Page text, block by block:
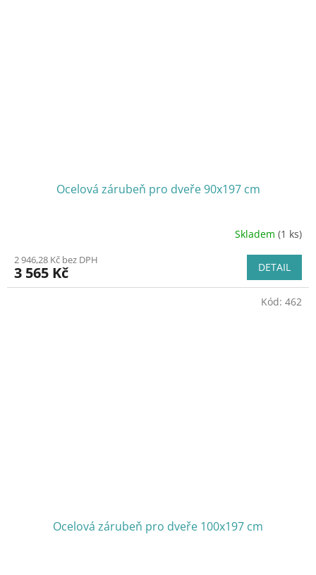
Ocelová zárubeň pro dveře 90x197 cm
Skladem (1 ks)
2 946,28 Kč bez DPH
3 565 Kč DETAIL
Ocelová zárubeň pro dveře 100x197 cm
Kód: 462